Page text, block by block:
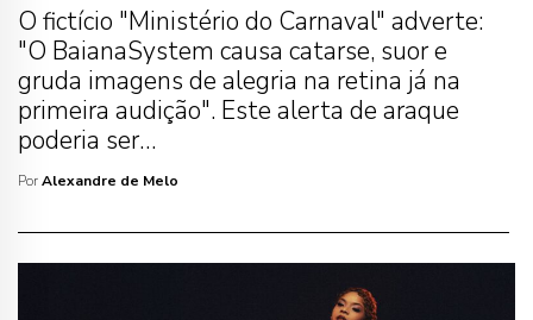
O fictício "Ministério do Carnaval" adverte:
"O BaianaSystem causa catarse, suor e
gruda imagens de alegria na retina já na
primeira audição". Este alerta de araque
poderia ser…
PorAlexandre de Melo